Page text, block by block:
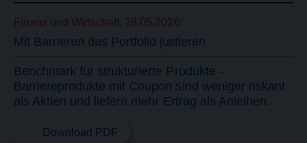
Finanz und Wirtschaft, 28.05.2026:
Mit Barrieren das Portfolio justieren
Benchmark für strukturierte Produkte -
Barriereprodukte mit Coupon sind weniger riskant
als Aktien und liefern mehr Ertrag als Anleihen.
Download PDF